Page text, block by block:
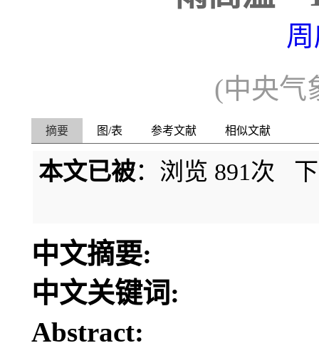
(中央气
摘要 图/表 参考文献 相似文献
本文已被：浏览 891次
中文摘要:
中文关键词:
Abstract: